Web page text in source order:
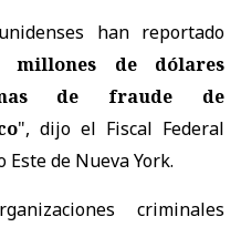
han reportado
millones de dólares
de fraude de
", dijo el Fiscal Federal
Este de Nueva York.
criminales